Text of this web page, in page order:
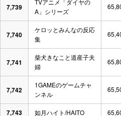
7,739
TVアニメ「ダイヤの
A」シリーズ
7,740
ケロッとみんなの反応
集
7,741
柴犬きなこと道産子夫
婦
7,742
1GAMEのゲームチャ
ンネル
7,743 如月ハイト/HAITO